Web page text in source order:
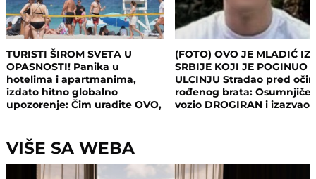
TURISTI ŠIROM SVETA U
OPASNOSTI! Panika u
hotelima i apartmanima,
izdato hitno globalno
upozorenje: Čim uradite OVO,
(FOTO) OVO JE MLADIĆ IZ
SRBIJE KOJI JE POGINUO
ULCINJU Stradao pred
rođenog brata:
vozio DROGIRAN i izazvao
VIŠE SA WEBA